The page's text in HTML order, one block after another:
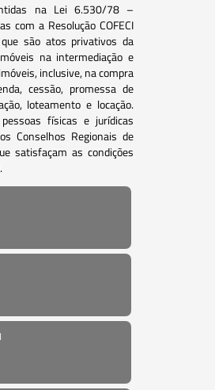
na Lei 6.530/78 –
com a Resolução COFECI
são atos privativos da
na intermediação e
inclusive, na compra
cessão, promessa de
loteamento e locação.
físicas e jurídicas
Conselhos Regionais de
satisfaçam as condições